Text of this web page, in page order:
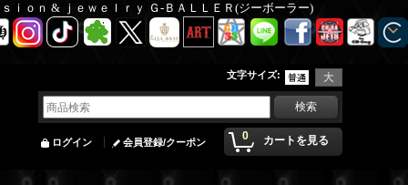
ｉｏｎ & ｊｅｗｅｌｒｙ Ｇ-ＢＡＬＬＥＲ(ジーボーラー)
文字サイズ:
0 カートを見る
ログイン 会員登録/クーポン